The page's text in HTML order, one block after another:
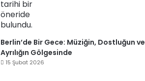
Berlin’de Bir Gece: Müziğin, Dostluğun ve
Ayrılığın Gölgesinde
15 Şubat 2026